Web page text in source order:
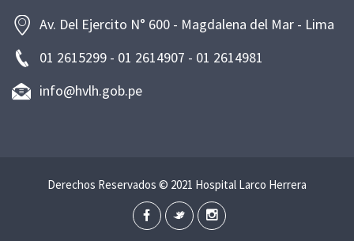
Av. Del Ejercito N° 600 - Magdalena del Mar - Lima
01 2615299 - 01 2614907 - 01 2614981
info@hvlh.gob.pe
Derechos Reservados © 2021 Hospital Larco Herrera